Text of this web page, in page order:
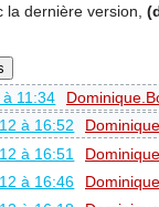
la dernière version,
11:34
à 16:52
à 16:51
à 16:46